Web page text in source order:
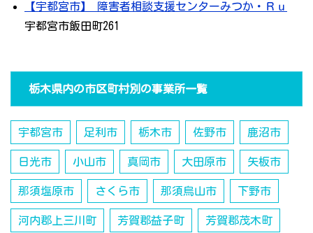
【宇都宮市】 障害者相談支援センターみつか・Ｒｕ
宇都宮市飯田町261
栃木県内の市区町村別の事業所一覧
宇都宮市 足利市 栃木市 佐野市 鹿沼市
日光市 小山市 真岡市 大田原市 矢板市
那須塩原市 さくら市 那須烏山市 下野市
河内郡上三川町 芳賀郡益子町 芳賀郡茂木町